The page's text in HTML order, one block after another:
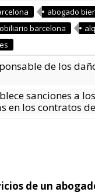
abogado
barcelona
de los
sanciones a
en los contratos
de un